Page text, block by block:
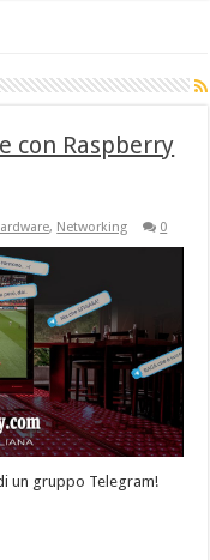
con Raspberry
, Networking 0
un gruppo Telegram!